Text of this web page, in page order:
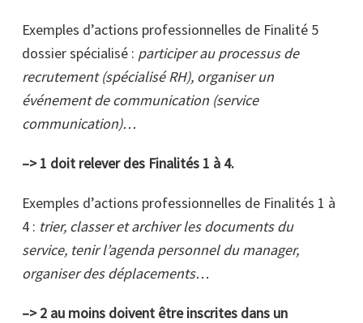
Exemples d’actions professionnelles de Finalité 5
dossier spécialisé : participer au processus de
recrutement (spécialisé RH), organiser un
événement de communication (service
communication)…
–> 1 doit relever des Finalités 1 à 4.
Exemples d’actions professionnelles de Finalités 1 à
4 : trier, classer et archiver les documents du
service, tenir l’agenda personnel du manager,
organiser des déplacements…
–> 2 au moins doivent être inscrites dans un